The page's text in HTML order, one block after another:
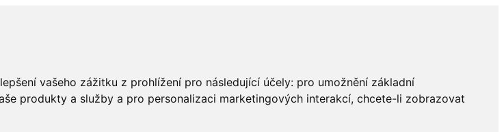
vašeho zážitku z prohlížení pro následující účely: pro umožnění základní
produkty a služby a pro personalizaci marketingových interakcí, chcete-li zobrazovat